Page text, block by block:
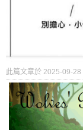
此篇文章於 2025-09-28